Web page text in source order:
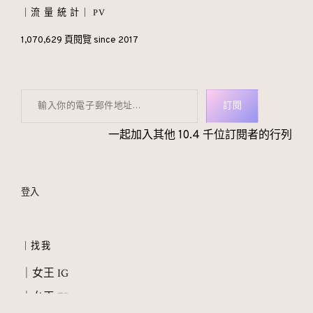
｜流 量 統 計｜ PV
1,070,629 頁閱覽 since 2017
訂閱
一起加入其他 10.4 千位訂閱者的行列
登入
｜找我
｜女王 IG
｜女王 FB